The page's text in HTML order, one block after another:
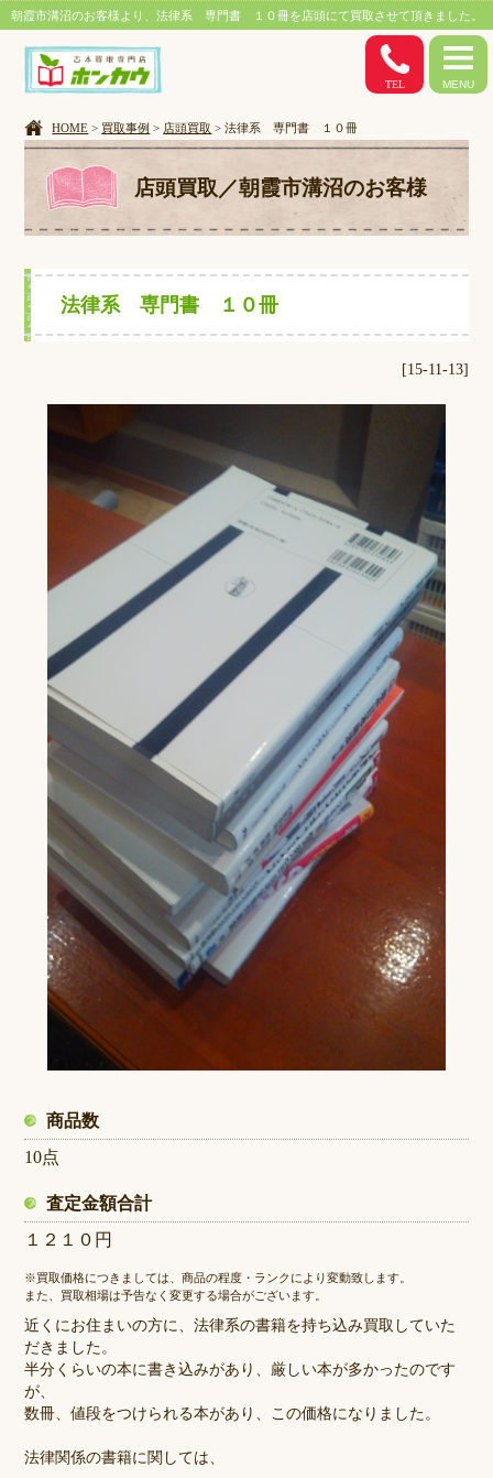
朝霞市溝沼のお客様より、法律系 専門書 １０冊を店頭にて買取させて頂きました。
MENU
TEL
HOME > 買取事例 > 店頭買取 > 法律系 専門書 １０冊
店頭買取／朝霞市溝沼のお客様
法律系 専門書 １０冊
[15-11-13]
商品数
10点
査定金額合計
１２１０円
※買取価格につきましては、商品の程度・ランクにより変動致します。
また、買取相場は予告なく変更する場合がございます。
近くにお住まいの方に、法律系の書籍を持ち込み買取していた
だきました。
半分くらいの本に書き込みがあり、厳しい本が多かったのです
が、
数冊、値段をつけられる本があり、この価格になりました。
法律関係の書籍に関しては、